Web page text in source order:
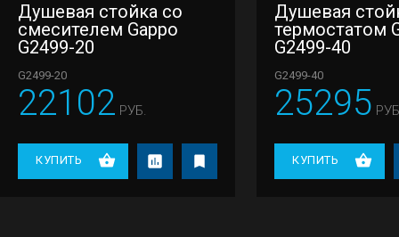
Душевая стойка со
смесителем Gappo
G2499-20
G2499-20
22102 РУБ.
КУПИТЬ
Душевая
термостатом
G2499-40
G2499-40
25295
КУПИТЬ